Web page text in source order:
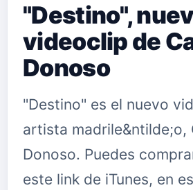
"Destino",
videoclip de
Donoso
"Destino" es el nuevo
artista madrile&ntilde;o,
Donoso. Puedes
este link de iTunes, en